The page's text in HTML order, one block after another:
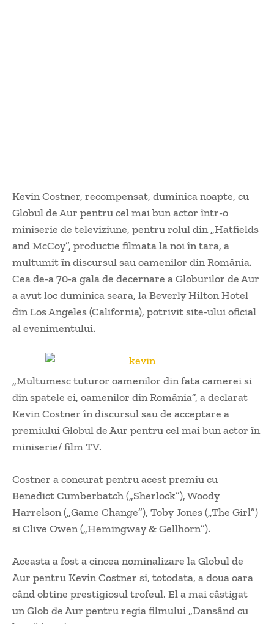
Kevin Costner, recompensat, duminica noapte, cu
Globul de Aur pentru cel mai bun actor într-o
miniserie de televiziune, pentru rolul din „Hatfields
and McCoy”, productie filmata la noi în tara, a
multumit în discursul sau oamenilor din România.
Cea de-a 70-a gala de decernare a Globurilor de Aur
a avut loc duminica seara, la Beverly Hilton Hotel
din Los Angeles (California), potrivit site-ului oficial
al evenimentului.
„Multumesc tuturor oamenilor din fata camerei si
din spatele ei, oamenilor din România”, a declarat
Kevin Costner în discursul sau de acceptare a
premiului Globul de Aur pentru cel mai bun actor în
miniserie/ film TV.
Costner a concurat pentru acest premiu cu
Benedict Cumberbatch („Sherlock”), Woody
Harrelson („Game Change”), Toby Jones („The Girl”)
si Clive Owen („Hemingway & Gellhorn”).
Aceasta a fost a cincea nominalizare la Globul de
Aur pentru Kevin Costner si, totodata, a doua oara
când obtine prestigiosul trofeul. El a mai câstigat
un Glob de Aur pentru regia filmului „Dansând cu